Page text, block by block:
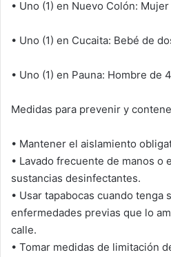
• Uno (1) en Nuevo Colón:
• Uno (1) en Cucaita: Bebé de
• Uno (1) en Pauna: Hombre de
Medidas para prevenir y
• Mantener el aislamiento
• Lavado frecuente de manos o
sustancias desinfectantes.
• Usar tapabocas cuando tenga
enfermedades previas que lo
calle.
• Tomar medidas de limitación